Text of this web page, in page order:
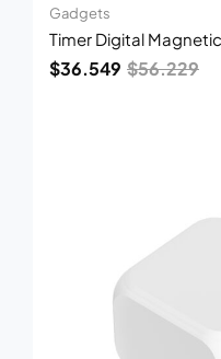
Gadgets
Timer Digital
$56.229
$36.549